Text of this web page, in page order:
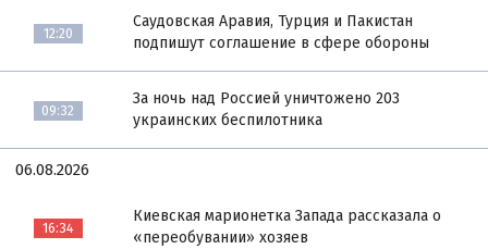
12:20
Саудовская Аравия, Турция и Пакистан
подпишут соглашение в сфере обороны
09:32
За ночь над Россией уничтожено 203
украинских беспилотника
06.08.2026
16:34
Киевская марионетка Запада рассказала о
«переобувании» хозяев